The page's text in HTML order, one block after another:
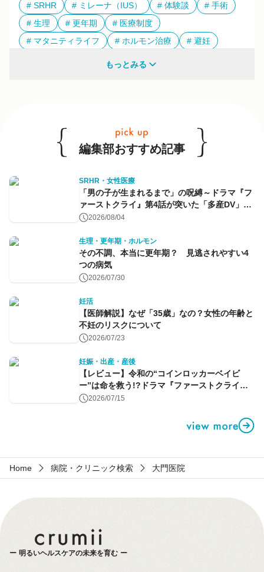
SRHR ミレーナ（IUS） 体験談
手術
生理
更年期
医療制度
マタニティライフ
ホルモン治療
避妊
もっとみる
編集部おすすめ記事
SRHR・女性医療
「男の子が生まれるまで」の呪縛～ドラマ『フ
ァーストクライ』第4話が突いた「多産DV」と
命のコントロール～
2026/08/04
生理・更年期・ホルモン
その不調、本当に更年期？ 見逃されやすい4
つの病気
2026/07/30
妊活
【医師解説】なぜ「35歳」なの？女性の年齢と
不妊のリスクについて
2026/07/23
妊娠・出産・産後
【レビュー】令和の“コインロッカーベイビ
ー”は命を救う!?ドラマ『ファーストクライ』
第1話2026/07/15
Home 病院・クリニック検索 大門医院
明るいヘルスケアの未来を育む